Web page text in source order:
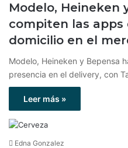
Modelo, Heineken
compiten las apps
domicilio en el
Modelo, Heineken y Bepensa
presencia en el delivery, con
Leer más »
Edna Gonzalez